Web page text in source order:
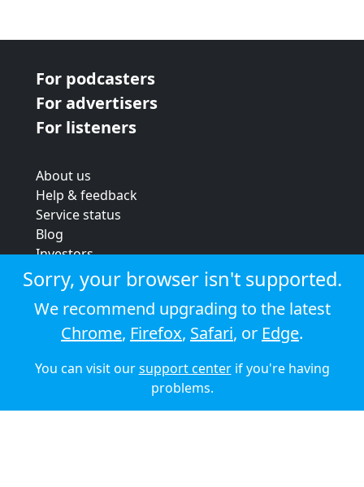
For podcasters
For advertisers
For listeners
About us
Help & feedback
Service status
Blog
Investors
Strategic review
Terms & conditions
Privacy policy
Cookie policy
© 2026 Audioboom
Sorry, your browser isn't supported.
We recommend upgrading to the latest
Chrome, Firefox, Safari, or Edge.
You can visit oursupport centerif you're having
problems.